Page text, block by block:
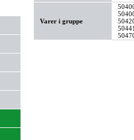
Varer i gruppe